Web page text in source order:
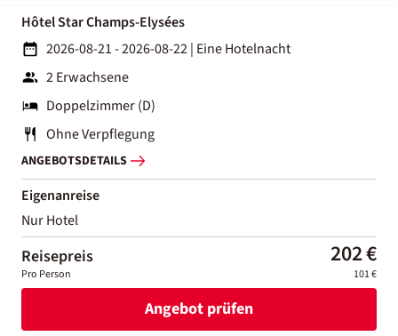
Hôtel Star Champs-Elysées
2026-08-21 - 2026-08-22| Eine Hotelnacht
2 Erwachsene
Doppelzimmer (D)
Ohne Verpflegung
ANGEBOTSDETAILS
Eigenanreise
Nur Hotel
Reisepreis 202 €
Pro Person 101 €
Angebot prüfen